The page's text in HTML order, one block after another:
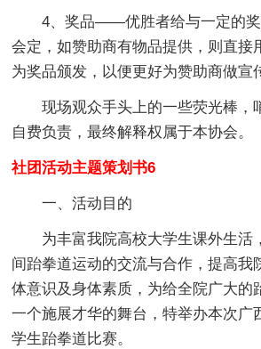
4、奖品——优胜者给与一定的奖
会定，如赞助商有物品提供，则直接
为奖品颁发，以便更好为赞助商做宣
现场观众手头上的一些荧光棒，
自费负责，最终解释权属于本协会。
社团活动主题策划书6
一、活动目的
为丰富我院高校大学生课外生活
间跆拳道运动的交流与合作，提高我
体意识及身体素质，为给全院广大的
一个施展才华的舞台，特举办本次广
学生跆拳道比赛。